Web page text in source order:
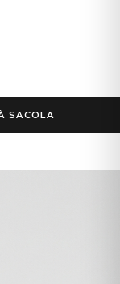
SACOLA